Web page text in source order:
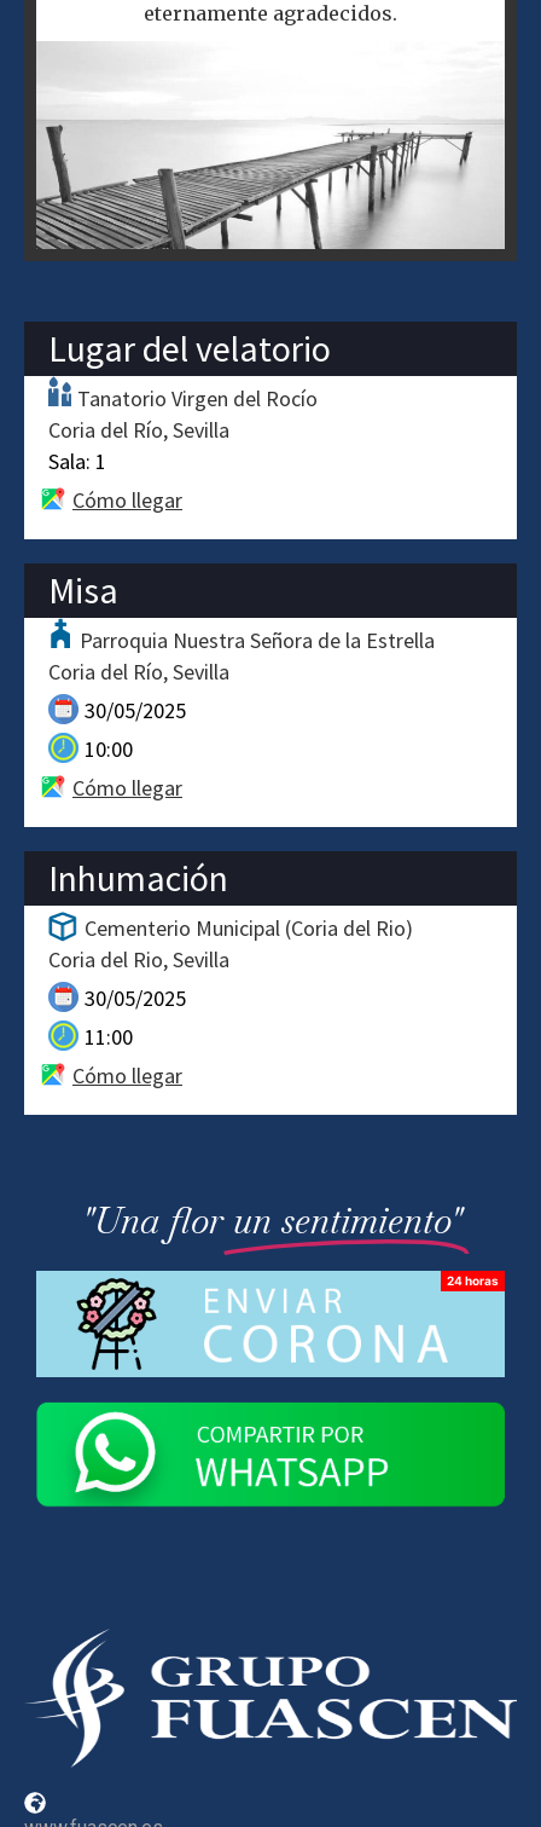
eternamente agradecidos.
Lugar del velatorio
Tanatorio Virgen del Rocío
Coria del Río Sevilla
Sala: 1
Cómo llegar
Misa
Parroquia Nuestra Señora de la Estrella
Coria del Río Sevilla
30/05/2025
10:00
Cómo llegar
Inhumación
Cementerio Municipal (Coria del Rio)
Coria del Rio Sevilla
30/05/2025
11:00
Cómo llegar
"Una flor un sentimiento"